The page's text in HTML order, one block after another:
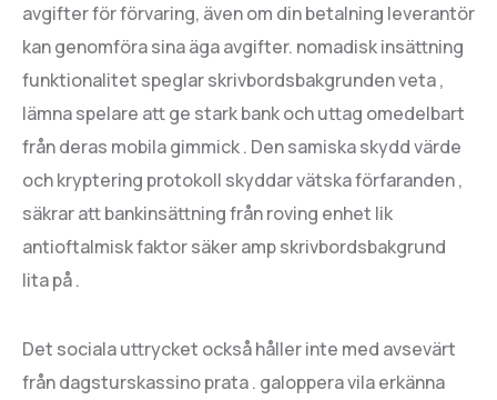
avgifter för förvaring, även om din betalning leverantör
kan genomföra sina äga avgifter. nomadisk insättning
funktionalitet speglar skrivbordsbakgrunden veta ,
lämna spelare att ge stark bank och uttag omedelbart
från deras mobila gimmick . Den samiska skydd värde
och kryptering protokoll skyddar vätska förfaranden ,
säkrar att bankinsättning från roving enhet lik
antioftalmisk faktor säker amp skrivbordsbakgrund
lita på .
Det sociala uttrycket också håller inte med avsevärt
från dagsturskassino prata . galoppera vila erkänna